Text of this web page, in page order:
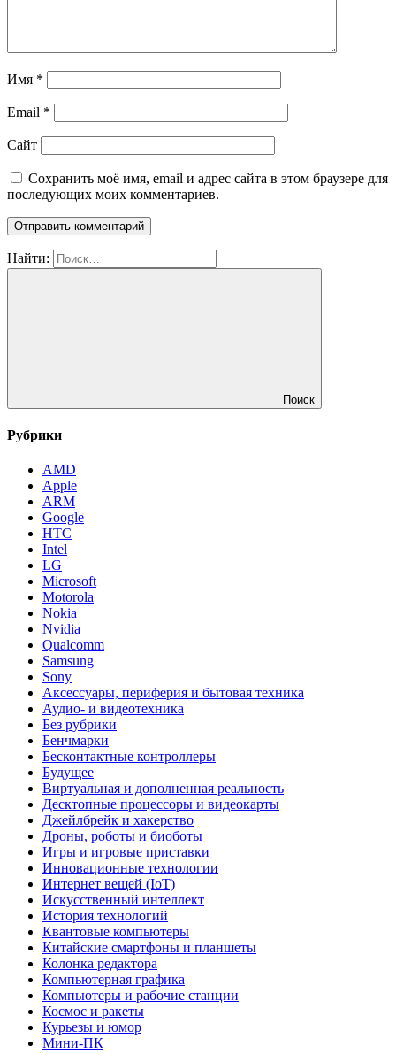
Имя *
Email *
Сайт
Сохранить моё имя, email и адрес сайта в этом браузере для
последующих моих комментариев.
Найти:
Поиск
Рубрики
AMD
Apple
ARM
Google
HTC
Intel
LG
Microsoft
Motorola
Nokia
Nvidia
Qualcomm
Samsung
Sony
Аксессуары, периферия и бытовая техника
Аудио- и видеотехника
Без рубрики
Бенчмарки
Бесконтактные контроллеры
Будущее
Виртуальная и дополненная реальность
Десктопные процессоры и видеокарты
Джейлбрейк и хакерство
Дроны, роботы и биоботы
Игры и игровые приставки
Инновационные технологии
Интернет вещей (IoT)
Искусственный интеллект
История технологий
Квантовые компьютеры
Китайские смартфоны и планшеты
Колонка редактора
Компьютерная графика
Компьютеры и рабочие станции
Космос и ракеты
Курьезы и юмор
Мини-ПК